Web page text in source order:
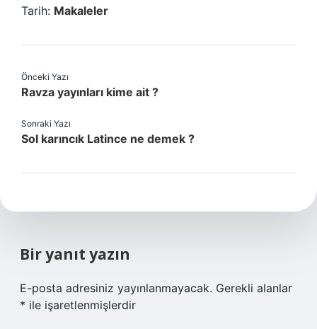
Tarih: Makaleler
Önceki Yazı
Ravza yayınları kime ait ?
Sonraki Yazı
Sol karıncık Latince ne demek ?
Bir yanıt yazın
E-posta adresiniz yayınlanmayacak. Gerekli alanlar
* ile işaretlenmişlerdir